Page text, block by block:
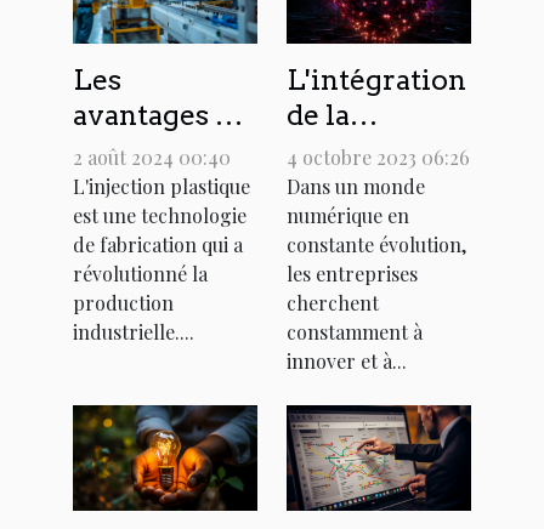
Les
avantages de
l'injection
plastique
pour
diverses
industries
2 août 2024 00:40
L'injection plastique
est une technologie
de fabrication qui a
révolutionné la
production
industrielle....
L'intégration
de la
technologie
blockchain
dans le B2B
4 octobre 2023 06:26
Dans un monde
numérique en
constante évolution,
les entreprises
cherchent
constamment à
innover et à...